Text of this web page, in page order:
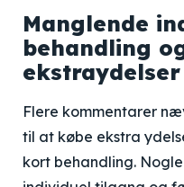
Manglende
behandling
ekstraydelser
Flere kommentarer
til at købe ekstra
kort behandling.